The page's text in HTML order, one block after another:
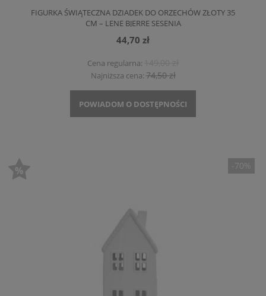
FIGURKA ŚWIĄTECZNA DZIADEK DO ORZECHÓW ZŁOTY 35
CM – LENE BJERRE SESENIA
44,70 zł
Cena regularna:
Najniższa cena: 74,50 zł
POWIADOM O DOSTĘPNOŚCI
-70%